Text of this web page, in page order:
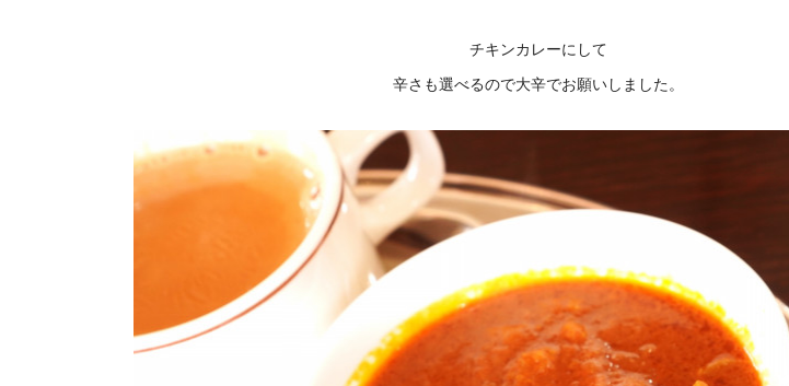
チキンカレーにして
辛さも選べるので大辛でお願いしました。